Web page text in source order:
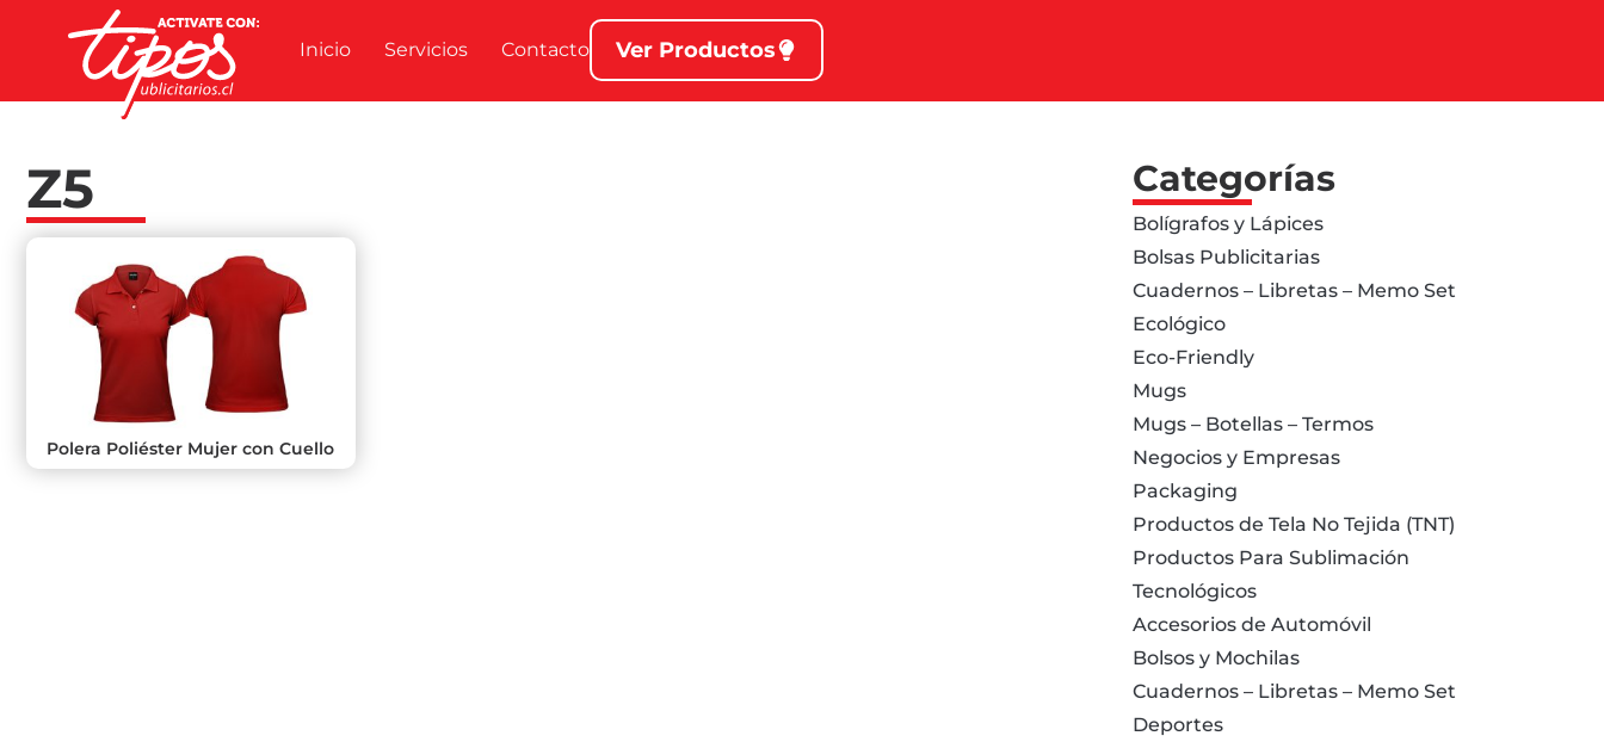
Inicio Servicios Contacto Ver Productos
Z5
Polera Poliéster Mujer con Cuello
Categorías
Bolígrafos y Lápices
Bolsas Publicitarias
Cuadernos – Libretas – Memo Set
Ecológico
Eco-Friendly
Mugs
Mugs – Botellas – Termos
Negocios y Empresas
Packaging
Productos de Tela No Tejida (TNT)
Productos Para Sublimación
Tecnológicos
Accesorios de Automóvil
Bolsos y Mochilas
Cuadernos – Libretas – Memo Set
Deportes